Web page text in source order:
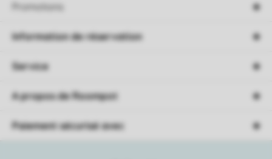
Promotions
Information de réservation
Service
A propos de Roompot
Paiement sécurisé avec